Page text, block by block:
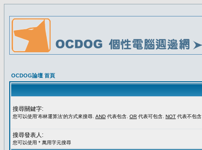
OCDOG論壇 首頁
搜尋關鍵字:
您可以使用'布林運算法'的方式來搜尋. AND 代表包含. OR 代表可包含. NOT 代表不包含.
搜尋發表人:
您可以使用 * 萬用字元搜尋